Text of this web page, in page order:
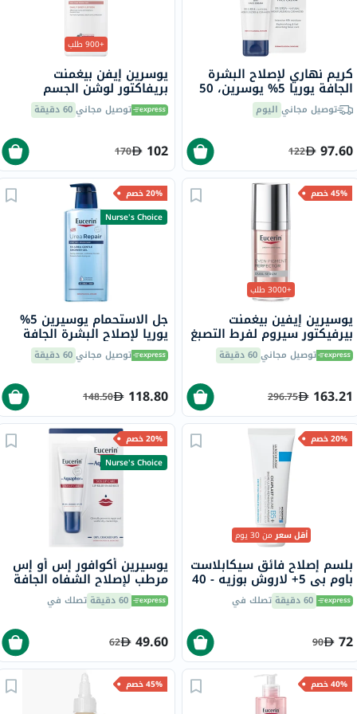
كريم نهاري لإصلاح البشرة
الجافة يوريا 5% يوسرين، 50
ملتوصيل مجاني اليوم
97.60
122
+900 طلب
يوسرين إيفن بيغمنت
بريفاكتور لوشن الجسم
اليومي 250 ملتوصيل مجاني60 دقيقة
102
170
45% خصم
+3000 طلب
يوسيرين إيفين بيغمنت
بيرفيكتور سيروم لفرط التصبغ
المزدوج 30 ملتوصيل مجاني60 دقيقة
163.21
296.75
20% خصم
Nurse's Choice
جل الاستحمام يوسيرين 5%
يوريا لإصلاح البشرة الجافة
والخشنة 400 ملتوصيل مجاني60 دقيقة
118.80
148.50
20% خصم
أقل سعرمن 30 يوم
بلسم إصلاح فائق سيكابلاست
باوم بي 5+ لاروش بوزيه - 40
مل 60 دقيقة تصلك في
72
90
20% خصم
Nurse's Choice
يوسيرين أكوافور إس أو إس
مرطب لإصلاح الشفاه الجافة
والمتشققة 10 مل
60 دقيقة تصلك في
49.60
62
40% خصم 45% خصم